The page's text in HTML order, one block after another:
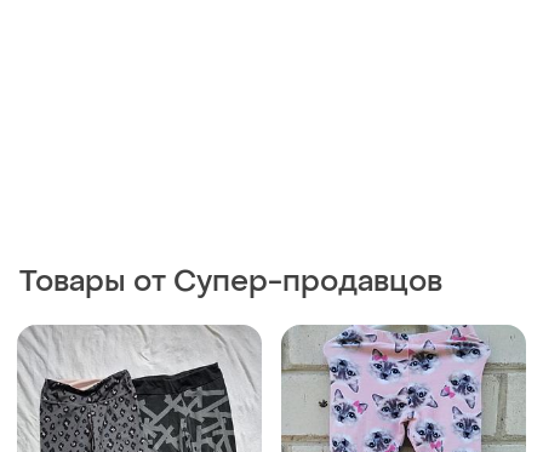
Товары от Супер-продавцов